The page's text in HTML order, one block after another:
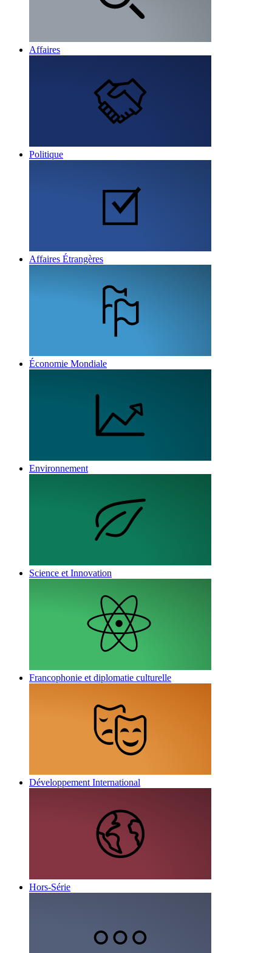
Affaires
Politique
Affaires Étrangères
Économie Mondiale
Environnement
Science et Innovation
Francophonie et diplomatie culturelle
Développement International
Hors-Série